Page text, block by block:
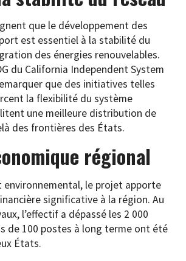
que le développement des
est essentiel à la stabilité du
des énergies renouvelables.
du California Independent System
que des initiatives telles
la flexibilité du système
une meilleure distribution de
des frontières des États.
régional
environnemental, le projet apporte
significative à la région. Au
l’effectif a dépassé les 2 000
de 100 postes à long terme ont été
États.